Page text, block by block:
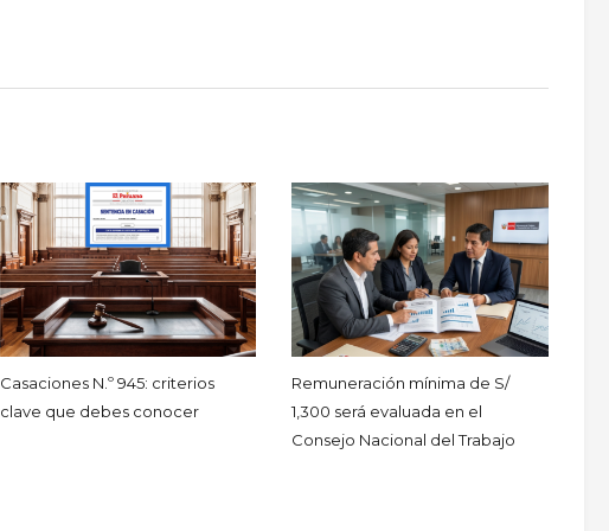
Casaciones N.º 945: criterios
clave que debes conocer
Remuneración mínima de S/
1,300 será evaluada en el
Consejo Nacional del Trabajo